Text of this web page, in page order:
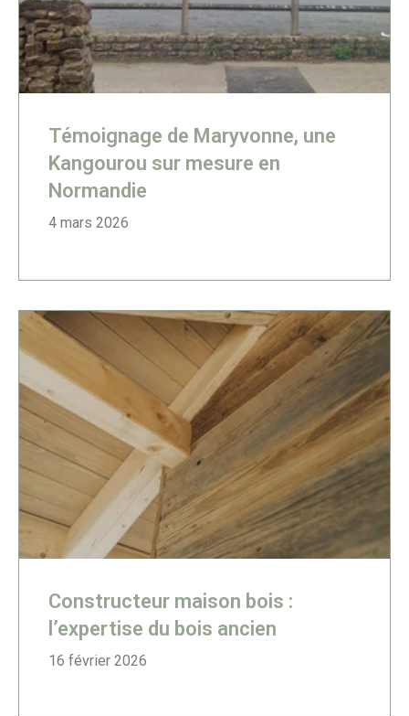
Témoignage de Maryvonne, une
Kangourou sur mesure en
Normandie
4 mars 2026
Constructeur maison bois :
l’expertise du bois ancien
16 février 2026